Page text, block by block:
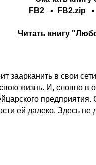
FB2 ▪ FB2.zip ▪
Читать книгу
заарканить в свои
жизнь. И, словно в
предприятия.
ей далеко.